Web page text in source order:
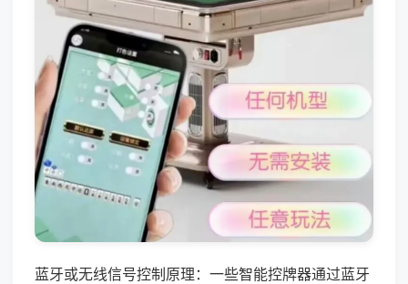
蓝牙或无线信号控制原理：一些智能控牌器通过蓝牙